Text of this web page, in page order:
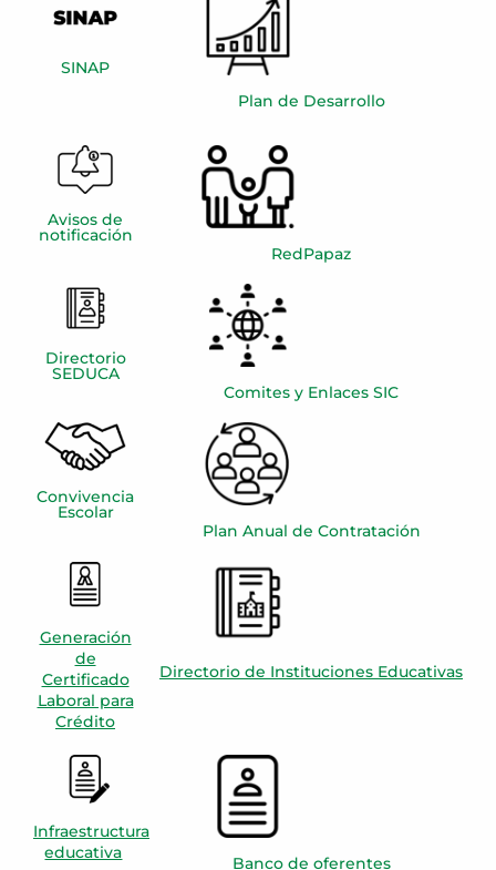
SINAP
Plan de Desarrollo
Avisos de
notificación
RedPapaz
Directorio
SEDUCA
Comites y Enlaces SIC
Convivencia
Escolar
Plan Anual de Contratación
Generación
de
Certificado
Laboral para
Crédito
Directorio de Instituciones Educativas
Infraestructura
educativa
Banco de oferentes